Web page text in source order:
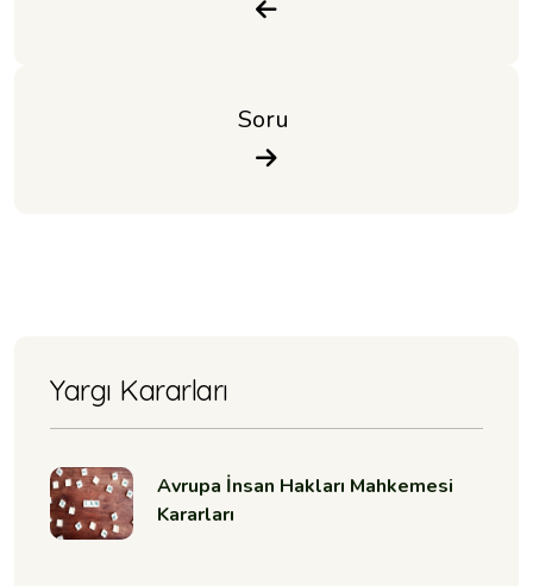
Soru
Yargı Kararları
Avrupa İnsan Hakları Mahkemesi
Kararları